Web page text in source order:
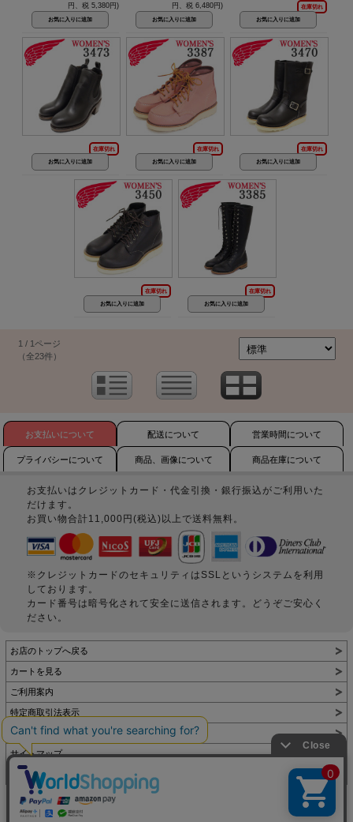
円、税 5,380円)
円、税 6,480円)
在庫切れ
在庫切れ 在庫切れ 在庫切れ
在庫切れ 在庫切れ
1 / 1ページ
（全23件）
お支払いについて 配送について 営業時間について
プライバシーについて 商品、画像について 商品在庫について
お支払いはクレジットカード・代金引換・銀行振込がご利用いた
だけます。
お買い物合計11,000円(税込)以上で送料無料。
※クレジットカードのセキュリティはSSLというシステムを利用
しております。
カード番号は暗号化されて安全に送信されます。どうぞご安心く
ださい。
お店のトップへ戻る
カートを見る
ご利用案内
特定商取引法表示
個人情報の取扱い
サイトマップ
お問い合わせ